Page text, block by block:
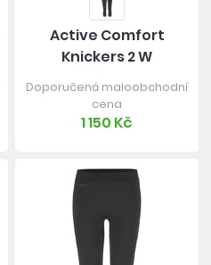
Active Comfort
Knickers 2 W
Doporučená maloobchodní
cena
1 150 Kč